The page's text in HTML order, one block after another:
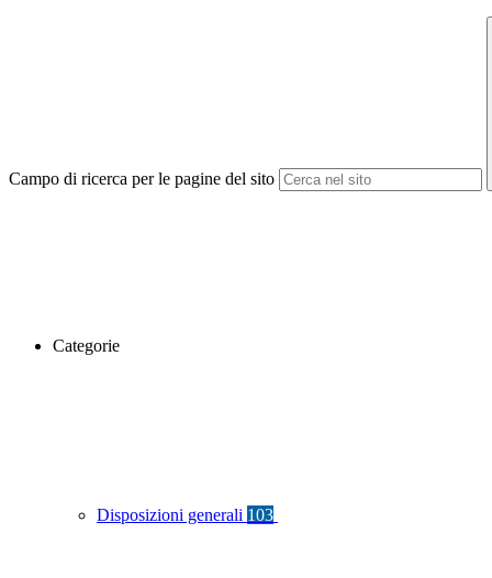
Campo di ricerca per le pagine del sito
Categorie
Disposizioni generali 103